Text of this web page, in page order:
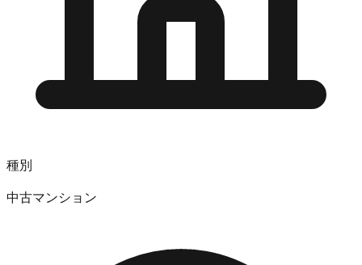
種別
中古マンション